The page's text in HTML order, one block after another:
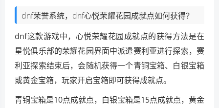
dnf荣誉系统，dnf心悦荣耀花园成就点如何获得？
dnf这款游戏中，心悦荣耀花园成就点的获得方法是在
星悦俱乐部的荣耀花园界面中派遣赛利亚进行探索，赛
利亚探索结束后，会随机获得一个青铜宝箱、白银宝箱
或黄金宝箱，玩家开启宝箱即可获得成就点。
青铜宝箱是10点成就点，白银宝箱是15点成就点，黄金